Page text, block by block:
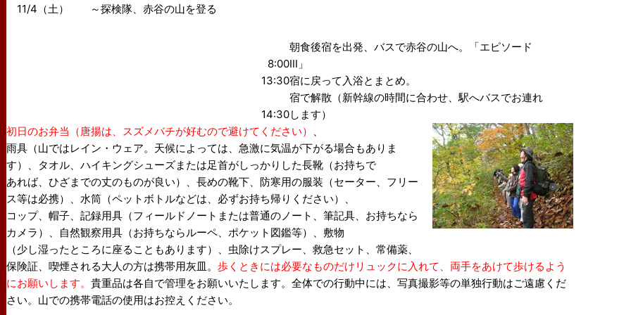
11/4（土） ～探検隊、赤谷の山を登る
8:00
朝食後宿を出発、バスで赤谷の山へ。「エピソード
Ⅲ」
13:30宿に戻って入浴とまとめ。
14:30
宿で解散（新幹線の時間に合わせ、駅へバスでお連れ
します）
初日のお弁当（唐揚は、スズメバチが好むので避けてください）
雨具（山ではレイン・ウェア。天候によっては、急激に気温が下がる場合もありま
す）、タオル、ハイキングシューズまたは足首がしっかりした長靴（お持ちで
あれば、ひざまでの丈のものが良い）、長めの靴下、防寒用の服装（セーター、フリー
ス等は必携）、水筒（ペットボトルなどは、必ずお持ち帰りください）、
コップ、帽子、記録用具（フィールドノートまたは普通のノート、筆記具、お持ちなら
カメラ）、自然観察用具（お持ちならルーペ、ポケット図鑑等）、敷物
（少し湿ったところに座ることもあります）、虫除けスプレー、救急セット、常備薬、
保険証、喫煙される大人の方は携帯用灰皿。 歩くときには必要なものだけリュックに入れて、両手をあけて歩けるよう
にお願いします。 貴重品は各自で管理をお願いいたします。全体での行動中には、写真撮影等の単独行動はご遠慮くだ
さい。山での携帯電話の使用はお控えください。